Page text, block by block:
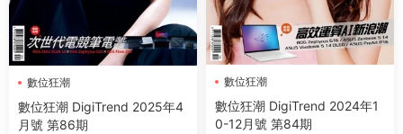
數位狂潮
數位狂潮 DigiTrend 2025年4
月號 第86期
數位狂潮
數位狂潮 DigiTrend 2024年1
0-12月號 第84期